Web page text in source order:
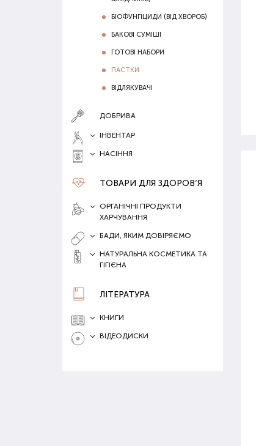
БІОФУНГІЦИДИ (ВІД ХВОРОБ)
БАКОВІ СУМІШІ
ГОТОВІ НАБОРИ
ПАСТКИ
ВІДЛЯКУВАЧІ
ДОБРИВА
ІНВЕНТАР
НАСІННЯ
ТОВАРИ ДЛЯ ЗДОРОВ‘Я
ОРГАНІЧНІ ПРОДУКТИ
ХАРЧУВАННЯ
БАДИ, ЯКИМ ДОВІРЯЄМО
НАТУРАЛЬНА КОСМЕТИКА ТА
ГІГІЄНА
ЛІТЕРАТУРА
КНИГИ
ВІДЕОДИСКИ